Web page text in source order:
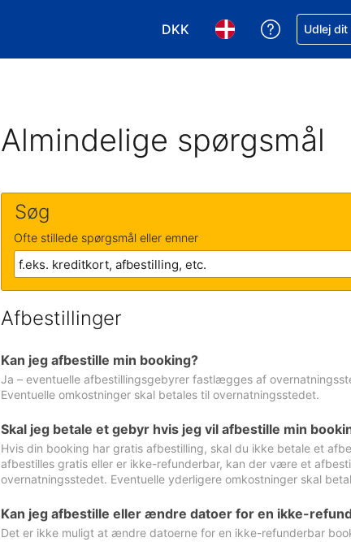
DKK
Vælg valuta. Din nuværende
Vælg sprog. Dit
Få hjælp
Udlej
Almindelige spørgsmål
Søg
Ofte stillede spørgsmål eller emner
Afbestillinger
Kan jeg afbestille min booking?
Ja – eventuelle afbestillingsgebyrer fastlægges af
Eventuelle omkostninger skal betales til overnatningsstedet.
Skal jeg betale et gebyr hvis jeg vil afbestille min
Hvis din booking har gratis afbestilling, skal du ikke betale et
afbestilles gratis eller er ikke-refunderbar, kan der være et
overnatningsstedet. Eventuelle yderligere omkostninger skal
Kan jeg afbestille eller ændre datoer for en ikke-
Det er ikke muligt at ændre datoerne for en ikke-refunderbar